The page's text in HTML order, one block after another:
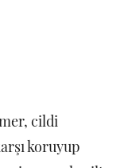
cildi
koruyup